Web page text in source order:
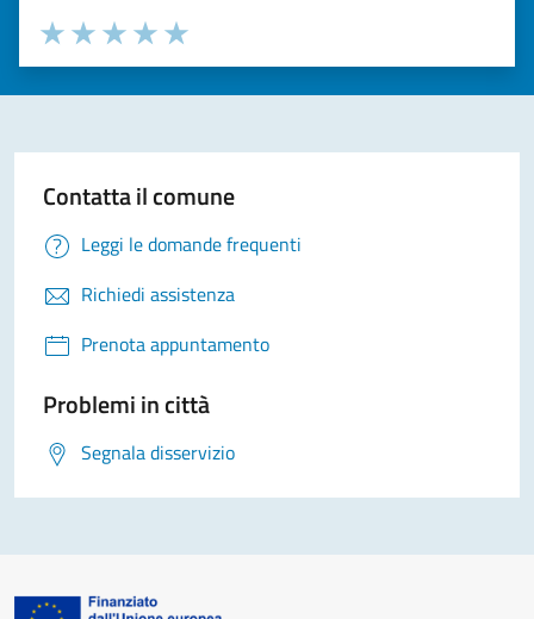
Valuta la chiarezza delle informazioni (da 1 a 5 stelle)
Seleziona il numero di stelle per valutare la chiarezza delle
Valuta 5 stelle su 5
Valuta 4 stelle su 5
Valuta 3 stelle su 5
Valuta 2 stelle su 5
Valuta 1 stelle su 5
Contatta il comune
Leggi le domande frequenti
Richiedi assistenza
Prenota appuntamento
Problemi in città
Segnala disservizio